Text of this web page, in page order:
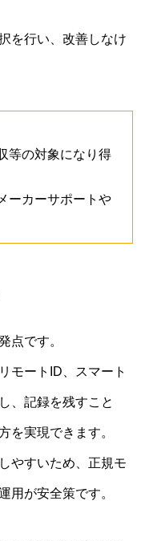
を行い、改善しなけ
等の対象になり得
ーカーサポートや
点です。
モートID、スマート
、記録を残すこと
を実現できます。
やすいため、正規モ
用が安全策です。